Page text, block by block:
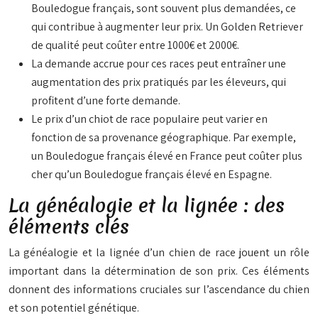
Bouledogue français, sont souvent plus demandées, ce
qui contribue à augmenter leur prix. Un Golden Retriever
de qualité peut coûter entre 1000€ et 2000€.
La demande accrue pour ces races peut entraîner une
augmentation des prix pratiqués par les éleveurs, qui
profitent d’une forte demande.
Le prix d’un chiot de race populaire peut varier en
fonction de sa provenance géographique. Par exemple,
un Bouledogue français élevé en France peut coûter plus
cher qu’un Bouledogue français élevé en Espagne.
La généalogie et la lignée : des
éléments clés
La généalogie et la lignée d’un chien de race jouent un rôle
important dans la détermination de son prix. Ces éléments
donnent des informations cruciales sur l’ascendance du chien
et son potentiel génétique.